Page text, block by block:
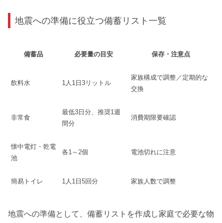
地震への準備に役立つ備蓄リスト一覧
備蓄品 必要量の目安 保存・注意点
飲料水 1人1日3リットル
家族構成で調整／定期的な
交換
非常食
最低3日分、推奨1週
間分
消費期限要確認
懐中電灯・乾電
池
各1～2個 電池切れに注意
簡易トイレ 1人1日5回分 家族人数で調整
地震への準備として、備蓄リストを作成し家庭で必要な物